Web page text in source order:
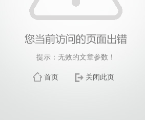
提示：无效的文章参数！
首页 关闭此页